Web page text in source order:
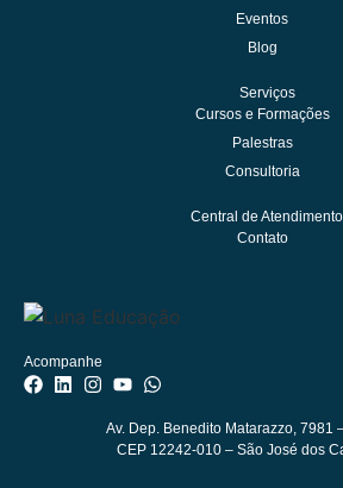
Eventos
Blog
Serviços
Cursos e Formações
Palestras
Consultoria
Central de Atendimento
Contato
Acompanhe
Av. Dep. Benedito Matarazzo, 7981
CEP 12242-010 – São José dos